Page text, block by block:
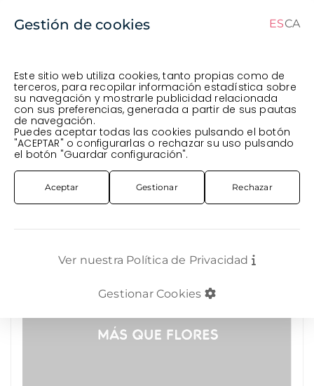
CAES
Pedido en curso (Previsto para el dia) ·
Transportista
Ver Pedido
FLOR CORTADA LICIANTUS LISIANTHUS NACIONAL VERD
Gestión de cookies ESCA
Este sitio web utiliza cookies, tanto propias como de
terceros, para recopilar información estadística sobre
su navegación y mostrarle publicidad relacionada
con sus preferencias, generada a partir de sus pautas
de navegación.
Puedes aceptar todas las cookies pulsando el botón
"ACEPTAR" o configurarlas o rechazar su uso pulsando
el botón "Guardar configuración".
Aceptar Gestionar Rechazar
Ver nuestra Política de Privacidad
Gestionar Cookies